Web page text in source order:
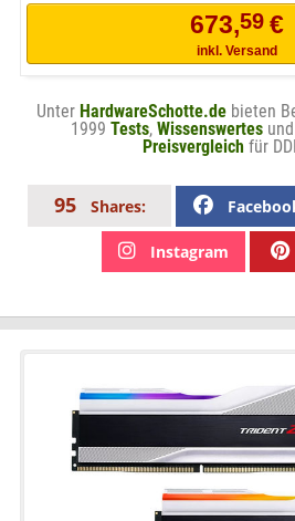
673,59 €
inkl. Versand
Unter HardwareSchotte.debieten
1999 Tests, Wissenswertesund
Preisvergleichfür
95 Shares:
Instagram